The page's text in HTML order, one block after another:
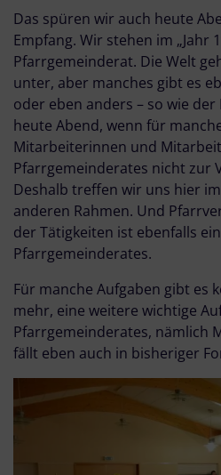
Das spüren wir auch heute
Empfang. Wir stehen im „Jahr
Pfarrgemeinderat. Die Welt
unter, aber manches gibt es
oder eben anders – so wie
heute Abend, wenn für
Mitarbeiterinnen und
Pfarrgemeinderates nicht zur
Deshalb treffen wir uns hier
anderen Rahmen. Und
der Tätigkeiten ist ebenfalls
Pfarrgemeinderates.
Für manche Aufgaben gibt es
mehr, eine weitere wichtige
Pfarrgemeinderates, nämlich
fällt eben auch in bisheriger